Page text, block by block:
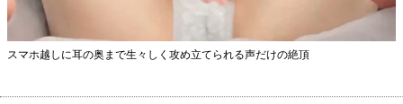
スマホ越しに耳の奥まで生々しく攻め立てられる声だけの絶頂